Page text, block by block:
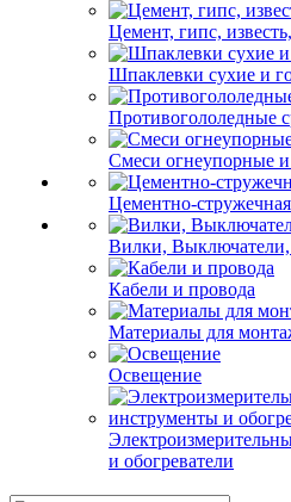
Цемент, гипс,
Шпаклевки сухие и
Противогололедные
Смеси огнеупорные
Цементно-
Вилки,
Кабели и провода
Материалы для
Освещение
и обогреватели